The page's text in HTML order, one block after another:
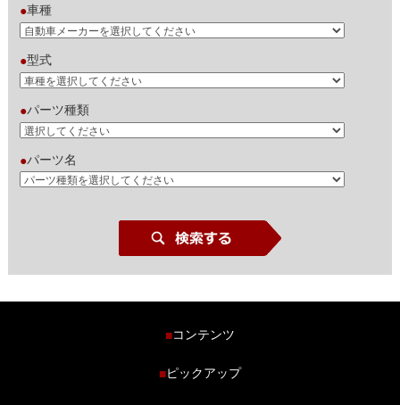
●車種
●型式
●パーツ種類
●パーツ名
■コンテンツ
■ピックアップ